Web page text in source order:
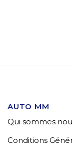
AUTO MM
Qui sommes
Conditions